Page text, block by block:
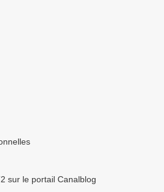
sur le portail Canalblog